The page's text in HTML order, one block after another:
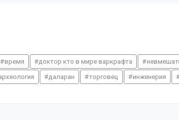
время доктор кто в мире варкрафта
даларан торговец инженерия